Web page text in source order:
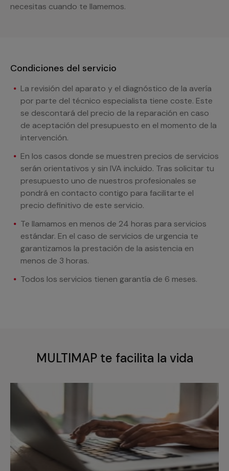
necesitas cuando te llamemos.
Condiciones del servicio
La revisión del aparato y el diagnóstico de la avería
por parte del técnico especialista tiene coste. Este
se descontará del precio de la reparación en caso
de aceptación del presupuesto en el momento de la
intervención.
En los casos donde se muestren precios de servicios
serán orientativos y sin IVA incluido. Tras solicitar tu
presupuesto uno de nuestros profesionales se
pondrá en contacto contigo para facilitarte el
precio definitivo de este servicio.
Te llamamos en menos de 24 horas para servicios
estándar. En el caso de servicios de urgencia te
garantizamos la prestación de la asistencia en
menos de 3 horas.
Todos los servicios tienen garantía de 6 meses.
MULTIMAP te facilita la vida